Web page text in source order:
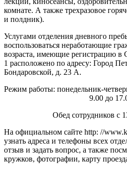
комнате. А также трехразовое
и полдник).
Услугами отделения дневного
воспользоваться неработающие
возраста, имеющие регистрацию
1 расположено по адресу: Город
Бондаровской, д. 23 А.
Режим работы: понедельник-
9.00 до
Обед сотрудников с
На официальном сайте http: //
узнать адреса и телефоны всех
отзыв и задать вопрос, а также
кружков, фотографии, карту